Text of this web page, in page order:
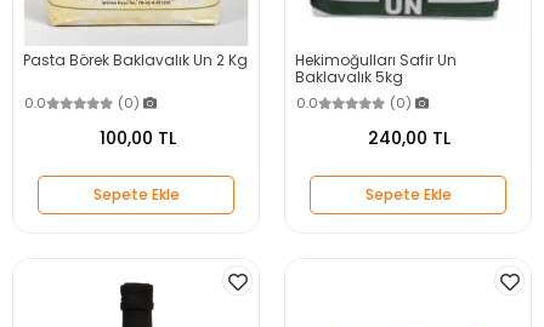
Pasta Börek Baklavalık Un 2 Kg
0.0 (0)
100,00 TL
Sepete Ekle
Hekimoğulları Safir Un
Baklavalık 5kg
0.0 (0)
240,00 TL
Sepete Ekle